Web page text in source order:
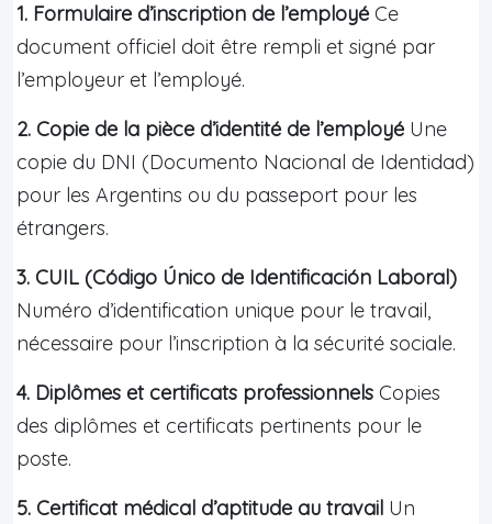
1. Formulaire d’inscription de l’employé Ce
document officiel doit être rempli et signé par
l’employeur et l’employé.
2. Copie de la pièce d’identité de l’employé Une
copie du DNI (Documento Nacional de Identidad)
pour les Argentins ou du passeport pour les
étrangers.
3. CUIL (Código Único de Identificación Laboral)
Numéro d’identification unique pour le travail,
nécessaire pour l’inscription à la sécurité sociale.
4. Diplômes et certificats professionnels Copies
des diplômes et certificats pertinents pour le
poste.
5. Certificat médical d’aptitude au travail Un